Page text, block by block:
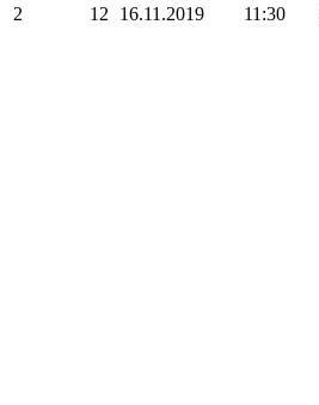
2 12 16.11.2019 11:30